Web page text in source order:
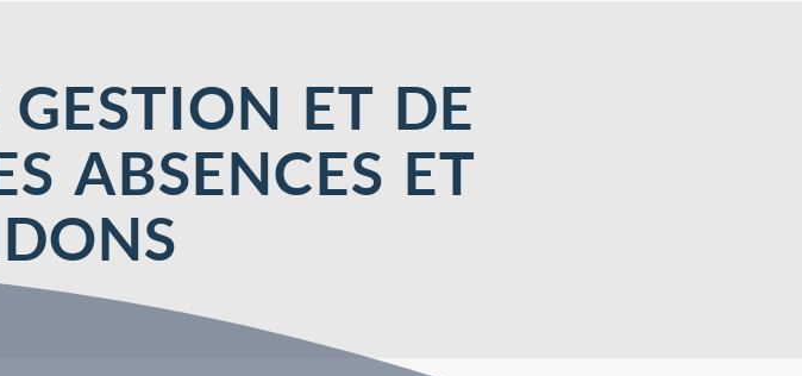
ET DE
ABSENCES ET